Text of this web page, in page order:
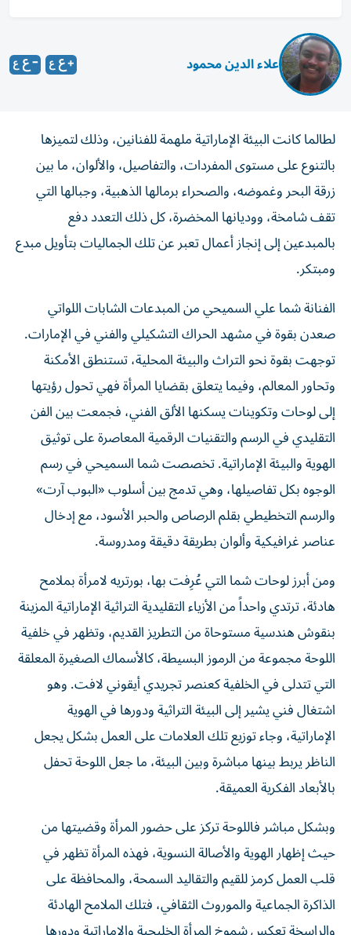
علاء الدين محمود
لطالما كانت البيئة الإماراتية ملهمة للفنانين، وذلك لتميزها
بالتنوع على مستوى المفردات، والتفاصيل، والألوان، ما بين
زرقة البحر وغموضه، والصحراء برمالها الذهبية، وجبالها التي
تقف شامخة، ووديانها المخضرة، كل ذلك التعدد دفع
بالمبدعين إلى إنجاز أعمال تعبر عن تلك الجماليات بتأويل مبدع
ومبتكر.
الفنانة شما علي السميحي من المبدعات الشابات اللواتي
صعدن بقوة في مشهد الحراك التشكيلي والفني في الإمارات.
توجهت بقوة نحو التراث والبيئة المحلية، تستنطق الأمكنة
وتحاور المعالم، وفيما يتعلق بقضايا المرأة فهي تحول رؤيتها
إلى لوحات وتكوينات يسكنها الألق الفني، فجمعت بين الفن
التقليدي في الرسم والتقنيات الرقمية المعاصرة على توثيق
الهوية والبيئة الإماراتية. تخصصت شما السميحي في رسم
الوجوه بكل تفاصيلها، وهي تدمج بين أسلوب «البوب آرت»
والرسم التخطيطي بقلم الرصاص والحبر الأسود، مع إدخال
عناصر غرافيكية وألوان بطريقة دقيقة ومدروسة.
ومن أبرز لوحات شما التي عُرِفت بها، بورتريه لامرأة بملامح
هادئة، ترتدي واحداً من الأزياء التقليدية التراثية الإماراتية المزينة
بنقوش هندسية مستوحاة من التطريز القديم، وتظهر في خلفية
اللوحة مجموعة من الرموز البسيطة، كالأسماك الصغيرة المعلقة
التي تتدلى في الخلفية كعنصر تجريدي أيقوني لافت. وهو
اشتغال فني يشير إلى البيئة التراثية ودورها في الهوية
الإماراتية، وجاء توزيع تلك العلامات على العمل بشكل يجعل
الناظر يربط بينها مباشرة وبين البيئة، ما جعل اللوحة تحفل
بالأبعاد الفكرية العميقة.
وبشكل مباشر فاللوحة تركز على حضور المرأة وقضيتها من
حيث إظهار الهوية والأصالة النسوية، فهذه المرأة تظهر في
قلب العمل كرمز للقيم والتقاليد السمحة، والمحافظة على
الذاكرة الجماعية والموروث الثقافي، فتلك الملامح الهادئة